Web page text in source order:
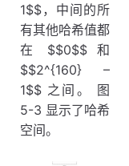
1$$，中间的所
有其他哈希值都
在 $$0$$ 和
$$2^{160} –
1$$ 之间。 图
5-3 显示了哈希
空间。